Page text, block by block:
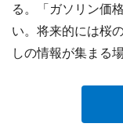
る。「ガソリン価
い。将来的には桜
しの情報が集まる